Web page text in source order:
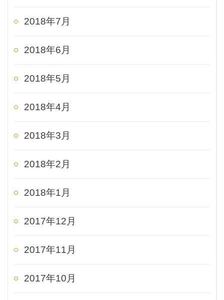
2018年7月
2018年6月
2018年5月
2018年4月
2018年3月
2018年2月
2018年1月
2017年12月
2017年11月
2017年10月